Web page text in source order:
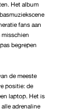
Het album
fans aan
misschien
begrepen
de meeste
positie: de
laptop. Het is
adrenaline